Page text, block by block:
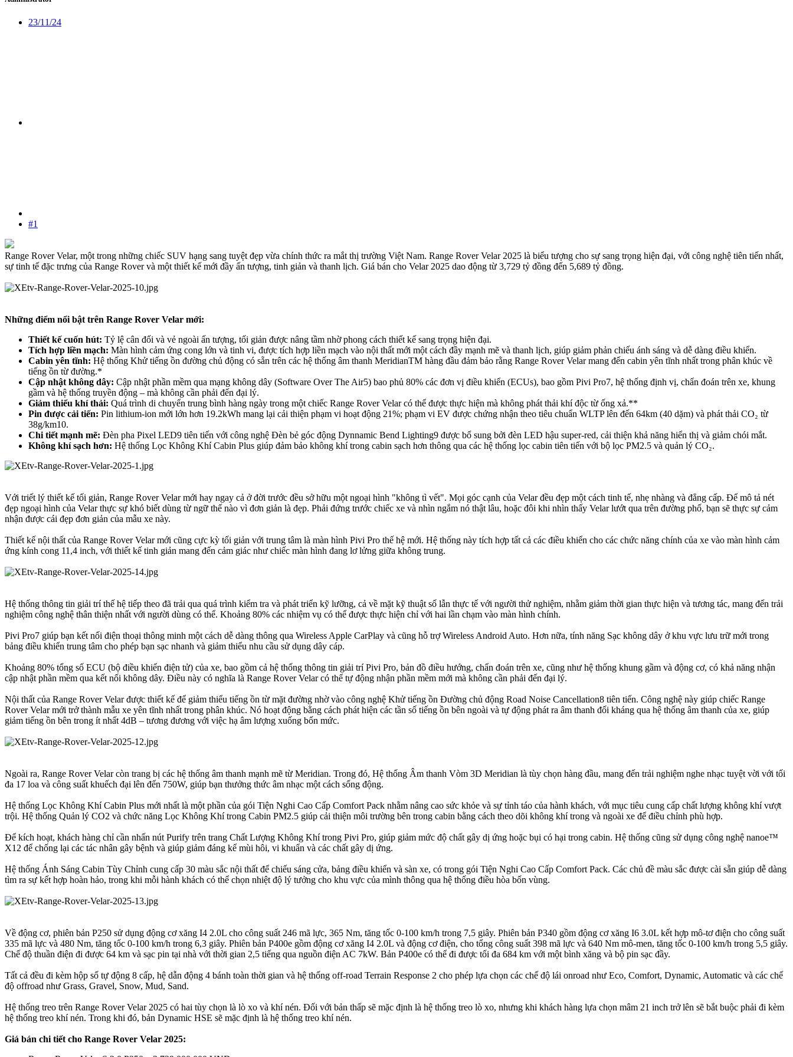
23/11/24
#1
Range Rover Velar, một trong những chiếc SUV hạng sang tuyệt đẹp vừa chính thức ra mắt thị trường Việt Nam. Range Rover Velar 2025 là biểu tượng cho sự sang trọng hiện đại, với công nghệ tiên tiến nhất,
sự tinh tế đặc trưng của Range Rover và một thiết kế mới đầy ấn tượng, tinh giản và thanh lịch. Giá bán cho Velar 2025 dao động từ 3,729 tỷ đồng đến 5,689 tỷ đồng.
Những điểm nổi bật trên Range Rover Velar mới:
Thiết kế cuốn hút: Tỷ lệ cân đối và vẻ ngoài ấn tượng, tối giản được nâng tầm nhờ phong cách thiết kế sang trọng hiện đại.
Tích hợp liền mạch: Màn hình cảm ứng cong lớn và tinh vi, được tích hợp liền mạch vào nội thất mới một cách đầy mạnh mẽ và thanh lịch, giúp giảm phản chiếu ánh sáng và dễ dàng điều khiển.
Cabin yên tĩnh: Hệ thống Khử tiếng ồn đường chủ động có sẵn trên các hệ thống âm thanh MeridianTM hàng đầu đảm bảo rằng Range Rover Velar mang đến cabin yên tĩnh nhất trong phân khúc về
tiếng ồn từ đường.*
Cập nhật không dây: Cập nhật phần mềm qua mạng không dây (Software Over The Air5) bao phủ 80% các đơn vị điều khiển (ECUs), bao gồm Pivi Pro7, hệ thống định vị, chẩn đoán trên xe, khung
gầm và hệ thống truyền động – mà không cần phải đến đại lý.
Giảm thiểu khí thải: Quá trình di chuyển trung bình hàng ngày trong một chiếc Range Rover Velar có thể được thực hiện mà không phát thải khí độc từ ống xả.**
Pin được cải tiến: Pin lithium-ion mới lớn hơn 19.2kWh mang lại cải thiện phạm vi hoạt động 21%; phạm vi EV được chứng nhận theo tiêu chuẩn WLTP lên đến 64km (40 dặm) và phát thải CO₂ từ
38g/km10.
Chi tiết mạnh mẽ: Đèn pha Pixel LED9 tiên tiến với công nghệ Đèn bẻ góc động Dynnamic Bend Lighting9 được bổ sung bởi đèn LED hậu super-red, cải thiện khả năng hiển thị và giảm chói mắt.
Không khí sạch hơn: Hệ thống Lọc Không Khí Cabin Plus giúp đảm bảo không khí trong cabin sạch hơn thông qua các hệ thống lọc cabin tiên tiến với bộ lọc PM2.5 và quản lý CO₂.
Với triết lý thiết kế tối giản, Range Rover Velar mới hay ngay cả ở đời trước đều sở hữu một ngoại hình "không tì vết". Mọi góc cạnh của Velar đều đẹp một cách tinh tế, nhẹ nhàng và đẳng cấp. Để mô tả nét
đẹp ngoại hình của Velar thực sự khó biết dùng từ ngữ thế nào vì đơn giản là đẹp. Phải đứng trước chiếc xe và nhìn ngắm nó thật lâu, hoặc đôi khi nhìn thấy Velar lướt qua trên đường phố, bạn sẽ thực sự cảm
nhận được cái đẹp đơn giản của mẫu xe này.
Thiết kế nội thất của Range Rover Velar mới cũng cực kỳ tối giản với trung tâm là màn hình Pivi Pro thế hệ mới. Hệ thống này tích hợp tất cả các điều khiển cho các chức năng chính của xe vào màn hình cảm
ứng kính cong 11,4 inch, với thiết kế tinh giản mang đến cảm giác như chiếc màn hình đang lơ lửng giữa không trung.
Hệ thống thông tin giải trí thế hệ tiếp theo đã trải qua quá trình kiểm tra và phát triển kỹ lưỡng, cả về mặt kỹ thuật số lẫn thực tế với người thử nghiệm, nhằm giảm thời gian thực hiện và tương tác, mang đến trải
nghiệm công nghệ thân thiện nhất với người dùng có thể. Khoảng 80% các nhiệm vụ có thể được thực hiện chỉ với hai lần chạm vào màn hình chính.
Pivi Pro7 giúp bạn kết nối điện thoại thông minh một cách dễ dàng thông qua Wireless Apple CarPlay và cũng hỗ trợ Wireless Android Auto. Hơn nữa, tính năng Sạc không dây ở khu vực lưu trữ mới trong
bảng điều khiển trung tâm cho phép bạn sạc nhanh và giảm thiểu nhu cầu sử dụng dây cáp.
Khoảng 80% tổng số ECU (bộ điều khiển điện tử) của xe, bao gồm cả hệ thống thông tin giải trí Pivi Pro, bản đồ điều hướng, chẩn đoán trên xe, cũng như hệ thống khung gầm và động cơ, có khả năng nhận
cập nhật phần mềm qua kết nối không dây. Điều này có nghĩa là Range Rover Velar có thể tự động nhận phần mềm mới mà không cần phải đến đại lý.
Nội thất của Range Rover Velar được thiết kế để giảm thiểu tiếng ồn từ mặt đường nhờ vào công nghệ Khử tiếng ồn Đường chủ động Road Noise Cancellation8 tiên tiến. Công nghệ này giúp chiếc Range
Rover Velar mới trở thành mẫu xe yên tĩnh nhất trong phân khúc. Nó hoạt động bằng cách phát hiện các tần số tiếng ồn bên ngoài và tự động phát ra âm thanh đối kháng qua hệ thống âm thanh của xe, giúp
giảm tiếng ồn bên trong ít nhất 4dB – tương đương với việc hạ âm lượng xuống bốn mức.
Ngoài ra, Range Rover Velar còn trang bị các hệ thống âm thanh mạnh mẽ từ Meridian. Trong đó, Hệ thống Âm thanh Vòm 3D Meridian là tùy chọn hàng đầu, mang đến trải nghiệm nghe nhạc tuyệt vời với tối
đa 17 loa và công suất khuếch đại lên đến 750W, giúp bạn thưởng thức âm nhạc một cách sống động.
Hệ thống Lọc Không Khí Cabin Plus mới nhất là một phần của gói Tiện Nghi Cao Cấp Comfort Pack nhằm nâng cao sức khỏe và sự tỉnh táo của hành khách, với mục tiêu cung cấp chất lượng không khí vượt
trội. Hệ thống Quản lý CO2 và chức năng Lọc Không Khí trong Cabin PM2.5 giúp cải thiện môi trường bên trong cabin bằng cách theo dõi không khí trong và ngoài xe để điều chỉnh phù hợp.
Để kích hoạt, khách hàng chỉ cần nhấn nút Purify trên trang Chất Lượng Không Khí trong Pivi Pro, giúp giảm mức độ chất gây dị ứng hoặc bụi có hại trong cabin. Hệ thống cũng sử dụng công nghệ nanoe™
X12 để chống lại các tác nhân gây bệnh và giúp giảm đáng kể mùi hôi, vi khuẩn và các chất gây dị ứng.
Hệ thống Ánh Sáng Cabin Tùy Chỉnh cung cấp 30 màu sắc nội thất để chiếu sáng cửa, bảng điều khiển và sàn xe, có trong gói Tiện Nghi Cao Cấp Comfort Pack. Các chủ đề màu sắc được cài sẵn giúp dễ dàng
tìm ra sự kết hợp hoàn hảo, trong khi mỗi hành khách có thể chọn nhiệt độ lý tưởng cho khu vực của mình thông qua hệ thống điều hòa bốn vùng.
Về động cơ, phiên bản P250 sử dụng động cơ xăng I4 2.0L cho công suất 246 mã lực, 365 Nm, tăng tốc 0-100 km/h trong 7,5 giây. Phiên bản P340 gồm động cơ xăng I6 3.0L kết hợp mô-tơ điện cho công suất
335 mã lực và 480 Nm, tăng tốc 0-100 km/h trong 6,3 giây. Phiên bản P400e gồm động cơ xăng I4 2.0L và động cơ điện, cho tổng công suất 398 mã lực và 640 Nm mô-men, tăng tốc 0-100 km/h trong 5,5 giây.
Chế độ thuần điện đi được 64 km và sạc pin tại nhà với thời gian 2,5 tiếng qua nguồn điện AC 7kW. Bản P400e có thể đi được tối đa 684 km với một bình xăng và bộ pin sạc đầy.
Tất cả đều đi kèm hộp số tự động 8 cấp, hệ dẫn động 4 bánh toàn thời gian và hệ thống off-road Terrain Response 2 cho phép lựa chọn các chế độ lái onroad như Eco, Comfort, Dynamic, Automatic và các chế
độ offroad như Grass, Gravel, Snow, Mud, Sand.
Hệ thống treo trên Range Rover Velar 2025 có hai tùy chọn là lò xo và khí nén. Đối với bản thấp sẽ mặc định là hệ thống treo lò xo, nhưng khi khách hàng lựa chọn mâm 21 inch trở lên sẽ bắt buộc phải đi kèm
hệ thống treo khí nén. Trong khi đó, bản Dynamic HSE sẽ mặc định là hệ thống treo khí nén.
Giá bán chi tiết cho Range Rover Velar 2025: